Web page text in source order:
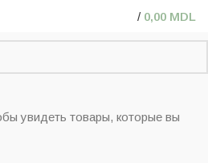
/ 0,00 MDL
увидеть товары, которые вы